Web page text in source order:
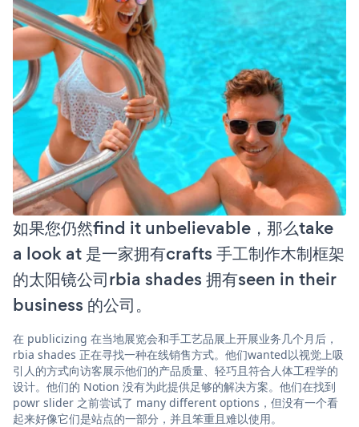
如果您仍然find it unbelievable，那么take
a look at 是一家拥有crafts 手工制作木制框架
的太阳镜公司rbia shades 拥有seen in their
business 的公司。
在 publicizing 在当地展览会和手工艺品展上开展业务几个月后，
rbia shades 正在寻找一种在线销售方式。他们wanted以视觉上吸
引人的方式向访客展示他们的产品质量、轻巧且符合人体工程学的
设计。他们的 Notion 没有为此提供足够的解决方案。他们在找到
powr slider 之前尝试了 many different options，但没有一个看
起来好像它们是站点的一部分，并且笨重且难以使用。